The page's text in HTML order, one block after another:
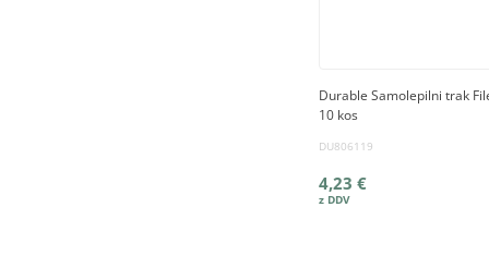
Durable Samolepilni trak
10 kos
DU806119
4,23 €